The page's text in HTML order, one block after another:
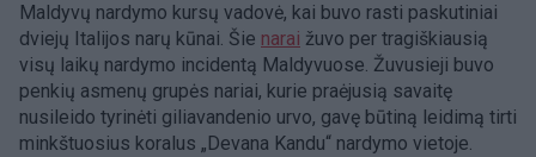
Maldyvų nardymo kursų vadovė, kai buvo rasti paskutiniai
dviejų Italijos narų kūnai. Šie narai žuvo per tragiškiausią
visų laikų nardymo incidentą Maldyvuose. Žuvusieji buvo
penkių asmenų grupės nariai, kurie praėjusią savaitę
nusileido tyrinėti giliavandenio urvo, gavę būtiną leidimą tirti
minkštuosius koralus „Devana Kandu“ nardymo vietoje.